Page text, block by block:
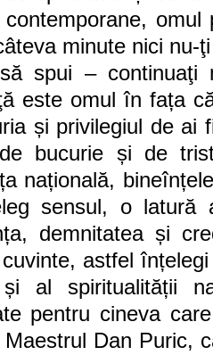
contemporane,
minute nici nu-
spui – continuaţi
este omul în fața
și privilegiul de ai
bucurie și de
națională,
sensul, o latură
demnitatea și
astfel
și al spiritualității
pentru cineva
Dan Puric,